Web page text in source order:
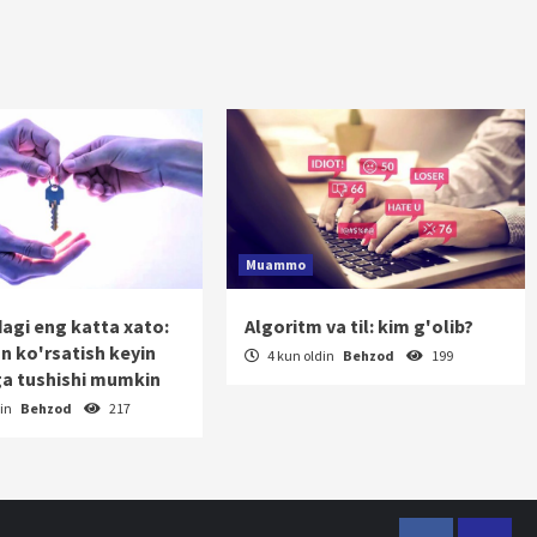
eng katta xato:
ko'rsatish keyin
tushishi mumkin
Behzod 217
Muammo
Algoritm va til: kim g'olib?
4 kun oldin Behzod 199